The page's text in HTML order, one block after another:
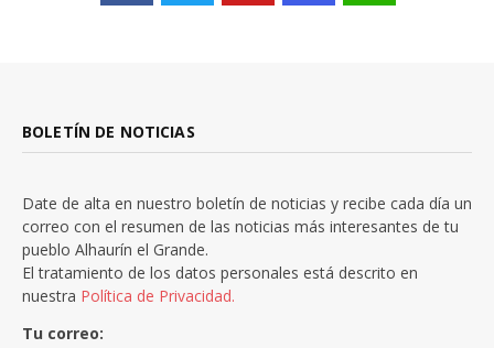
BOLETÍN DE NOTICIAS
Date de alta en nuestro boletín de noticias y recibe cada día un
correo con el resumen de las noticias más interesantes de tu
pueblo Alhaurín el Grande.
El tratamiento de los datos personales está descrito en
nuestra Política de Privacidad.
Tu correo: